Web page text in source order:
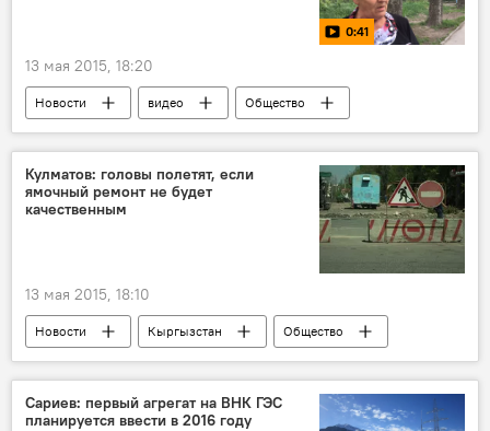
0:41
13 мая 2015, 18:20
Новости видео Общество
Кулматов: головы полетят, если
ямочный ремонт не будет
качественным
13 мая 2015, 18:10
Новости Кыргызстан
Общество
Бишкек
Кубанычбек Кулматов
Мэрия города Бишкек
Сариев: первый агрегат на ВНК ГЭС
планируется ввести в 2016 году